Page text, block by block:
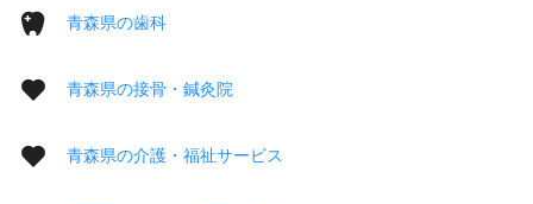
青森県の歯科
青森県の接骨・鍼灸院
青森県の介護・福祉サービス